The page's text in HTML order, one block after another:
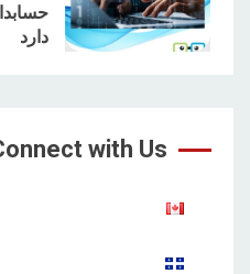
5
دارد
Connect with Us